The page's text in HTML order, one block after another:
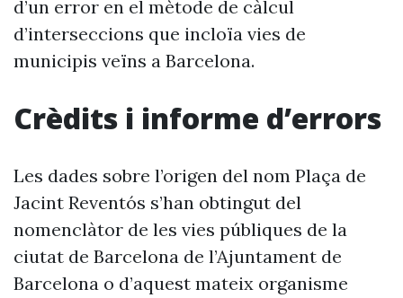
d’un error en el mètode de càlcul
d’interseccions que incloïa vies de
municipis veïns a Barcelona.
Crèdits i informe d’errors
Les dades sobre l’origen del nom Plaça de
Jacint Reventós s’han obtingut del
nomenclàtor de les vies públiques de la
ciutat de Barcelona de l’Ajuntament de
Barcelona o d’aquest mateix organisme